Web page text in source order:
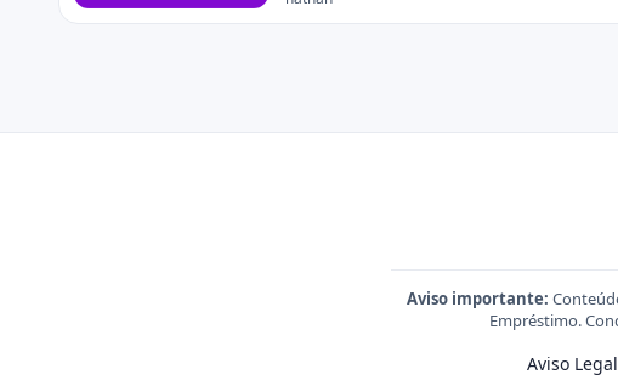
Aviso importante:
Empréstimo.
Aviso